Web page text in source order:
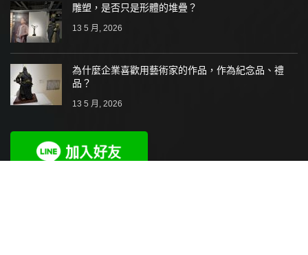
雕塑，是否只是形體的堆疊？
13 5 月, 2026
為什麼企業喜歡用藝術家的作品，作為紀念品、禮
品？
13 5 月, 2026